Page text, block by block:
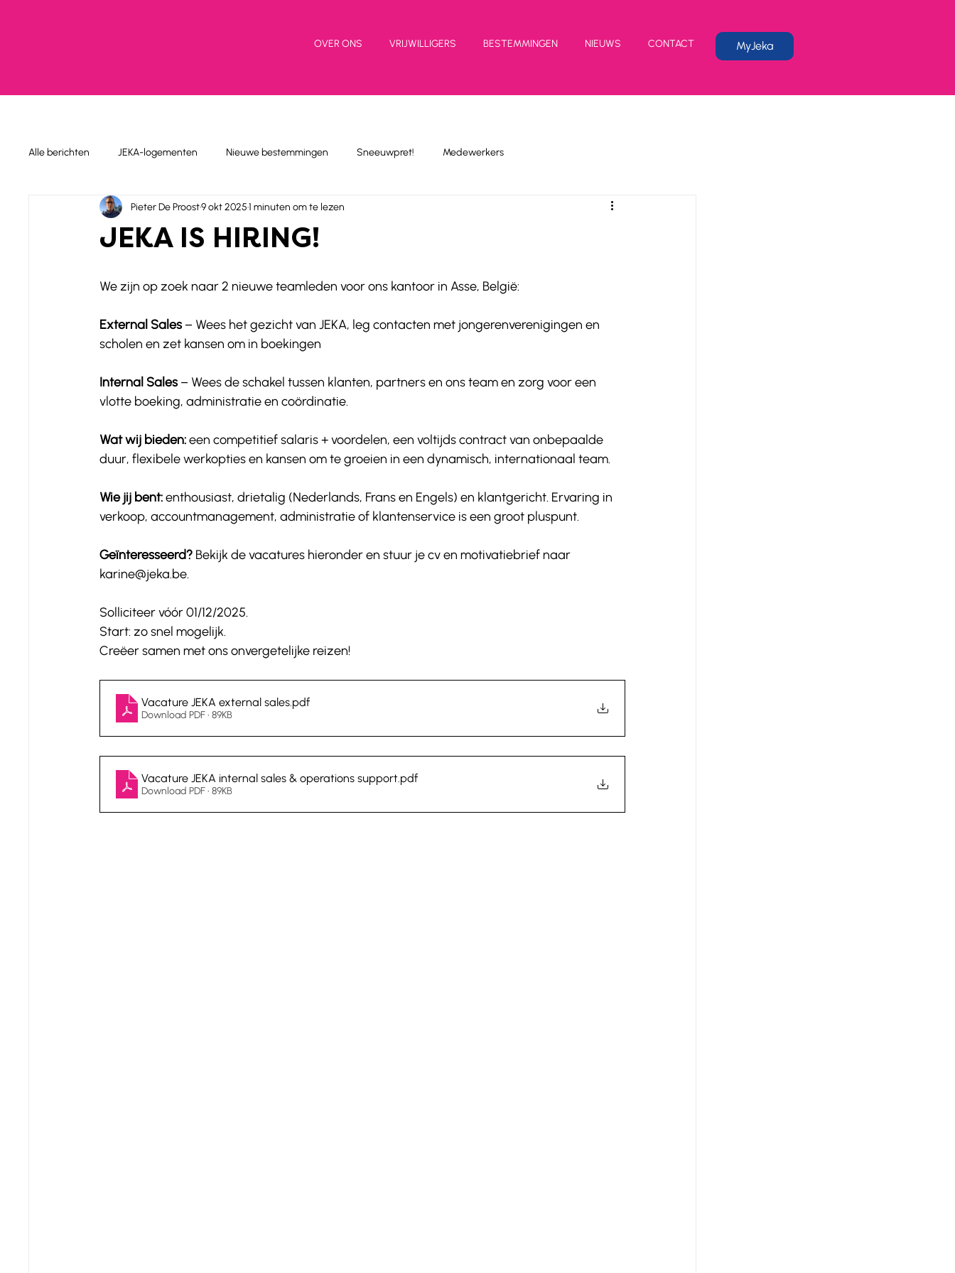
OVER ONS VRIJWILLIGERS BESTEMMINGEN NIEUWS CONTACT MyJeka
Alle berichten JEKA-logementen Nieuwe bestemmingen Sneeuwpret! Medewerkers
JEKA IS HIRING!
Pieter De Proost9 okt 20251 minuten om te lezen
We zijn op zoek naar 2 nieuwe teamleden voor ons kantoor in Asse, België:
External Sales – Wees het gezicht van JEKA, leg contacten met jongerenverenigingen en
scholen en zet kansen om in boekingen
Internal Sales – Wees de schakel tussen klanten, partners en ons team en zorg voor een
vlotte boeking, administratie en coördinatie.
Wat wij bieden: een competitief salaris + voordelen, een voltijds contract van onbepaalde
duur, flexibele werkopties en kansen om te groeien in een dynamisch, internationaal team.
Wie jij bent: enthousiast, drietalig (Nederlands, Frans en Engels) en klantgericht. Ervaring in
verkoop, accountmanagement, administratie of klantenservice is een groot pluspunt.
Geïnteresseerd? Bekijk de vacatures hieronder en stuur je cv en motivatiebrief naar
karine@jeka.be.
Solliciteer vóór 01/12/2025.
Start: zo snel mogelijk.
Creëer samen met ons onvergetelijke reizen!
Vacature JEKA external sales .pdf
Download PDF • 89KB
Vacature JEKA internal sales & operations support .pdf
Download PDF • 89KB